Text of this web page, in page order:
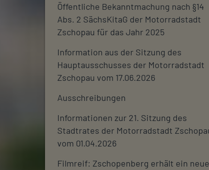
Öffentliche Bekanntmachung nach §14
Abs. 2 SächsKitaG der Motorradstadt
Zschopau für das Jahr 2025
Information aus der Sitzung des
Hauptausschusses der Motorradstadt
Zschopau vom 17.06.2026
Ausschreibungen
Informationen zur 21. Sitzung des
Stadtrates der Motorradstadt
vom 01.04.2026
Filmreif: Zschopenberg erhält ein